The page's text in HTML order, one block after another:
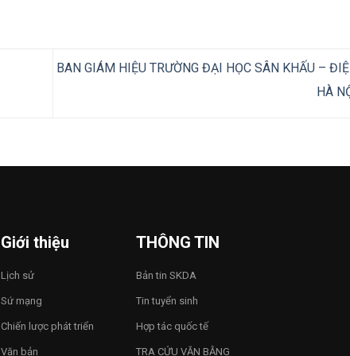
BAN GIÁM HIỆU TRƯỜNG ĐẠI HỌC SÂN KHẤU –
HÀ
Giới thiệu
Lịch sử
Sứ mạng
Chiến lược phát triển
Văn bản
THÔNG TIN
Bản tin SKDA
Tin tuyển sinh
Hợp tác quốc tế
TRA CỨU VĂN BẰNG